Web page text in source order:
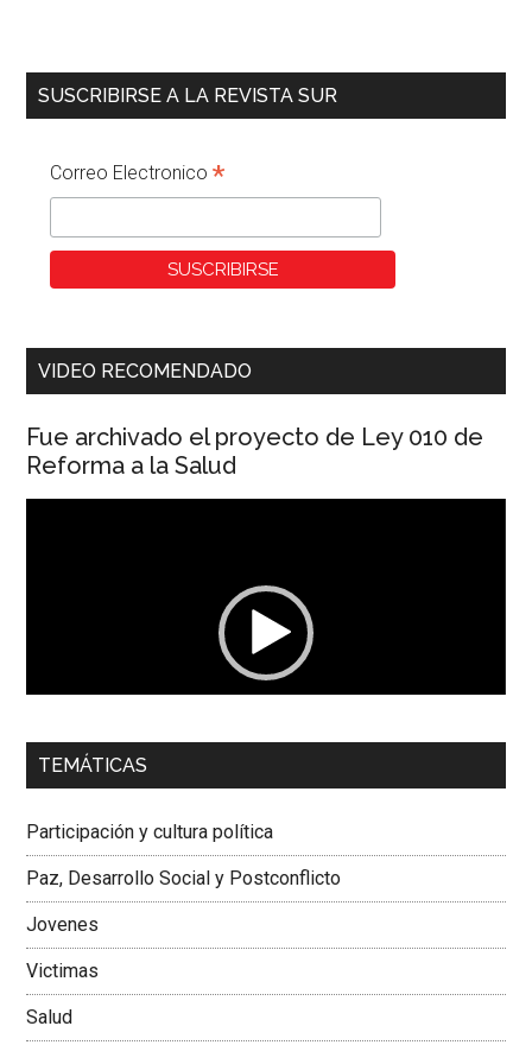
SUSCRIBIRSE A LA REVISTA SUR
Correo Electronico*
VIDEO RECOMENDADO
Fue archivado el proyecto de Ley 010 de
Reforma a la Salud
00:00 01:04
Dra. Carolina Corcho Mejía,Presidenta Corporación
Colombiana
TEMÁTICAS
Participación y cultura política
Paz, Desarrollo Social y Postconflicto
Jovenes
Victimas
Salud